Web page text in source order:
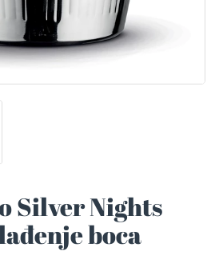
Silver Nights
boca